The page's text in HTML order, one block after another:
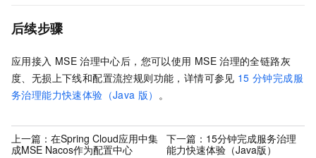
后续步骤
应用接入 MSE 治理中心后，您可以使用 MSE 治理的全链路灰
度、无损上下线和配置流控规则功能，详情可参见 15 分钟完成服
务治理能力快速体验（Java 版） 。
上一篇： 在Spring Cloud应用中集
成MSE Nacos作为配置中心
下一篇： 15分钟完成服务治理
能力快速体验（Java版）